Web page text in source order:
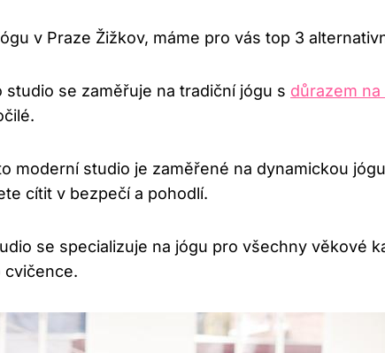
v Praze Žižkov, máme pro vás top 3
studio se zaměřuje na tradiční jógu s důrazem
moderní studio je zaměřené na dynamickou
cítit v bezpečí a pohodlí.
se specializuje na jógu pro všechny věkové
cvičence.